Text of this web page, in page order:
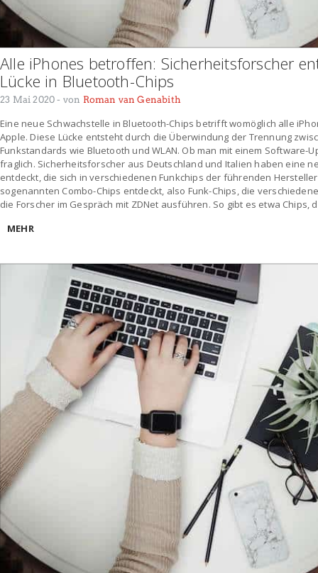
Alle iPhones betroffen: Sicherheitsforscher
Lücke in Bluetooth-Chips
23 Mai 2020 - von Roman van Genabith
Eine neue Schwachstelle in Bluetooth-Chips betrifft womöglich alle
Apple. Diese Lücke entsteht durch die Überwindung der Trennung
Funkstandards wie Bluetooth und WLAN. Ob man mit einem Software-
fraglich. Sicherheitsforscher aus Deutschland und Italien haben eine
entdeckt, die sich in verschiedenen Funkchips der führenden
sogenannten Combo-Chips entdeckt, also Funk-Chips, die
die Forscher im Gespräch mit ZDNet ausführen. So gibt es etwa Chips,
MEHR